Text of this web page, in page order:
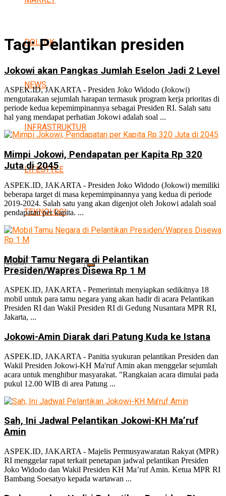
POLITIK
NEWS
INFRASTRUKTUR
LIFESTYLE
TEKNOLOGI
No Result
Tag:Pelantikan presiden
Jokowi akan Pangkas Jumlah Eselon Jadi 2 Level
ASPEK.ID, JAKARTA - Presiden Joko Widodo (Jokowi)
mengutarakan sejumlah harapan termasuk program kerja prioritas di
periode kedua kepemimpinannya sebagai Presiden RI. Salah satu
hal yang mendapat perhatian Jokowi adalah soal ...
Mimpi Jokowi, Pendapatan per Kapita Rp 320
Juta di 2045
ASPEK.ID, JAKARTA - Presiden Joko Widodo (Jokowi) memiliki
beberapa target di masa kepemimpinannya yang kedua di periode
2019-2024. Salah satu yang akan digenjot oleh Jokowi adalah soal
pendapatan per kapita. ...
Mobil Tamu Negara di Pelantikan
Presiden/Wapres Disewa Rp 1 M
ASPEK.ID, JAKARTA - Pemerintah menyiapkan sedikitnya 18
mobil untuk para tamu negara yang akan hadir di acara Pelantikan
Presiden RI dan Wakil Presiden RI di Gedung Nusantara MPR RI,
Jakarta, ...
Jokowi-Amin Diarak dari Patung Kuda ke Istana
ASPEK.ID, JAKARTA - Panitia syukuran pelantikan Presiden dan
Wakil Presiden Jokowi-KH Ma'ruf Amin akan menggelar sejumlah
acara untuk menghibur masyarakat. "Rangkaian acara dimulai pada
pukul 12.00 WIB di area Patung ...
Sah, Ini Jadwal Pelantikan Jokowi-KH Ma’ruf
Amin
ASPEK.ID, JAKARTA - Majelis Permusyawaratan Rakyat (MPR)
RI menggelar rapat terkait penetapan jadwal pelantikan Presiden
Joko Widodo dan Wakil Presiden KH Ma’ruf Amin. Ketua MPR RI
Bambang Soesatyo kepada wartawan ...